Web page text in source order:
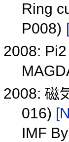
Ring
P008)
2008:
2008: 磁
016)
IMF